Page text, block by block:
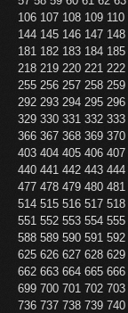
106 107 108 109 110
144 145 146 147 148
181 182 183 184 185
218 219 220 221 222
255 256 257 258 259
292 293 294 295 296
329 330 331 332 333
366 367 368 369 370
403 404 405 406 407
440 441 442 443 444
477 478 479 480 481
514 515 516 517 518
551 552 553 554 555
588 589 590 591 592
625 626 627 628 629
662 663 664 665 666
699 700 701 702 703
736 737 738 739 740